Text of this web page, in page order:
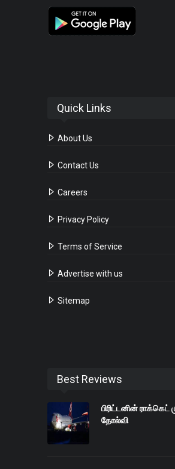
Quick Links
About Us
Contact Us
Careers
Privacy Policy
Terms of Service
Advertise with us
Sitemap
Best Reviews
பிரிட்டனின் ராக்கெட்
தோல்வி